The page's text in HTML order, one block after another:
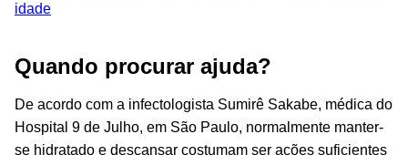
idade
Quando procurar ajuda?
De acordo com a infectologista Sumirê Sakabe, médica do
Hospital 9 de Julho, em São Paulo, normalmente manter-
se hidratado e descansar costumam ser ações suficientes